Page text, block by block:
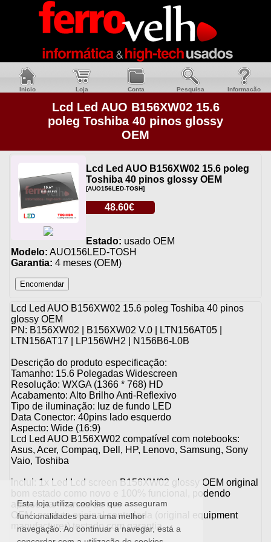
Esta loja utiliza cookies que asseguram
funcionalidades para uma melhor
navegação. Ao continuar a navegar, está a
Inicio Loja Conta Pesquisa Informacão
Lcd Led AUO B156XW02 15.6
poleg Toshiba 40 pinos glossy
OEM
Lcd Led AUO B156XW02 15.6 poleg
Toshiba 40 pinos glossy OEM
[AUO156LED-TOSH]
48.60€
Estado: usado OEM
Modelo: AUO156LED-TOSH
Garantia: 4 meses (OEM)
Lcd Led AUO B156XW02 15.6 poleg Toshiba 40 pinos
glossy OEM
PN: B156XW02 |
B156XW02 V.0 | LTN156AT05
LTN156AT17
LP156WH2 N156B6-L0B
Descrição do produto especificação:
Tamanho: 15.6 Polegadas Widescreen
Resolução: WXGA (1366 * 768) HD
Acabamento: Alto Brilho Anti-Reflexivo
Tipo de iluminação: luz de fundo LED
Data Conector: 40pins lado esquerdo
Aspecto: Wide (16:9)
Lcd Led AUO B156XW02 compatível com notebooks:
Asus, Acer, Compaq, Dell, HP, Lenovo, Samsung, Sony
Vaio, Toshiba
inclui: 1x Led Lcd screen B156XW02 glossy OEM original
bom estado como novo e 100% funcional, podendo
apresentar marcas de uso
OEM: produto original controlada (original equipment
manufacturer) testado com garantia